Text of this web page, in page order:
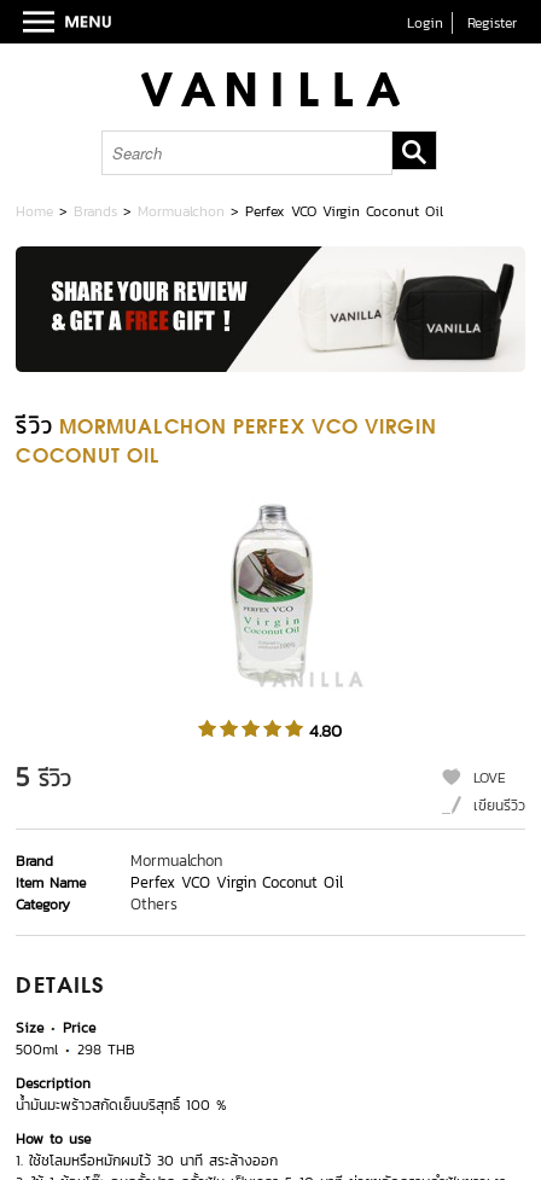
Login Register
Home > Brands > Mormualchon >Perfex VCO Virgin Coconut Oil
รีวิว MORMUALCHON PERFEX VCO VIRGIN
COCONUT OIL
4.80
5 รีวิว
LOVE
เขียนรีวิว
Brand Mormualchon
Item Name Perfex VCO Virgin Coconut Oil
Category Others
DETAILS
Size
Price
500ml
298 THB
Description
น้ำมันมะพร้าวสกัดเย็นบริสุทธิ์ 100 %
How to use
1. ใช้ชโลมหรือหมักผมไว้ 30 นาที สระล้างออก